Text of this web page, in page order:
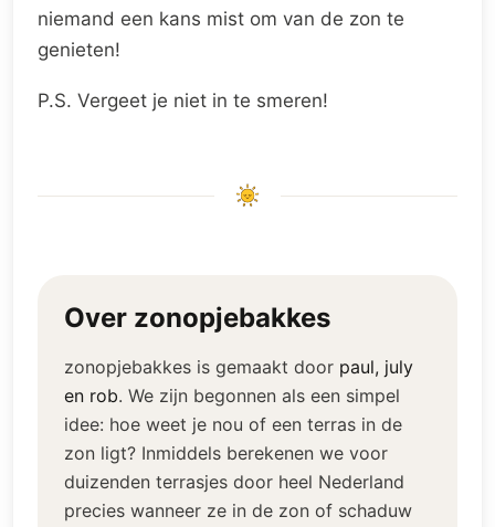
niemand een kans mist om van de zon te
genieten!
P.S. Vergeet je niet in te smeren!
Over zonopjebakkes
zonopjebakkes is gemaakt door paul, july
en rob. We zijn begonnen als een simpel
idee: hoe weet je nou of een terras in de
zon ligt? Inmiddels berekenen we voor
duizenden terrasjes door heel Nederland
precies wanneer ze in de zon of schaduw